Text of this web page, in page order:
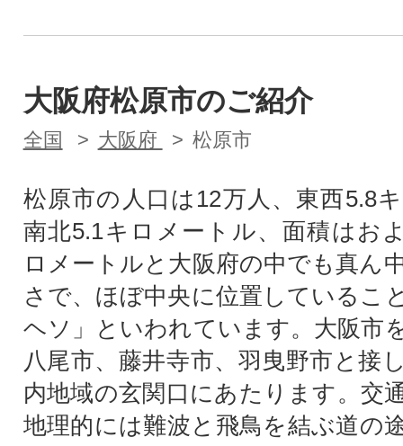
大阪府松原市のご紹介
全国 大阪府 松原市
松原市の人口は12万人、東西5.8
南北5.1キロメートル、面積はお
ロメートルと大阪府の中でも真ん
さで、ほぼ中央に位置しているこ
ヘソ」といわれています。大阪市
八尾市、藤井寺市、羽曳野市と接
内地域の玄関口にあたります。交
地理的には難波と飛鳥を結ぶ道の